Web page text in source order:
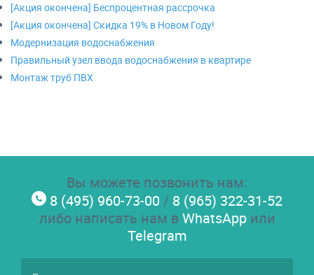
[Акция окончена] Беспроцентная рассрочка
[Акция окончена] Скидка 19% в Новом Году!
Модернизация водоснабжения
Правильный узел ввода водоснабжения в квартире
Монтаж труб ПВХ
Вы можете позвонить нам:
8 (495) 960-73-00 / 8 (965) 322-31-52
либо написать нам вWhatsAppили
Telegram